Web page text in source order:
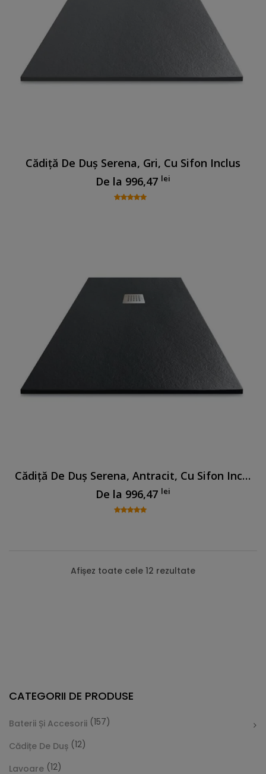
Cădiță De Duș Serena, Gri, Cu Sifon Inclus
De la 996,47 lei
Cădiță De Duș Serena, Antracit, Cu Sifon Inclus
De la 996,47 lei
Afișez toate cele 12 rezultate
CATEGORII DE PRODUSE
Baterii Și Accesorii (157)
Cădițe De Duș (12)
Lavoare (12)